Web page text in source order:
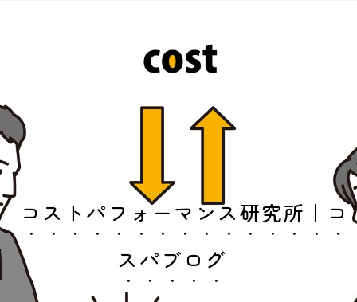
コストパフォーマンス研究所｜コ
スパブログ